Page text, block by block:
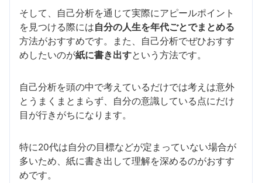
そして、自己分析を通じて実際にアピールポイント
を見つける際には自分の人生を年代ごとでまとめる
方法がおすすめです。また、自己分析でぜひおすす
めしたいのが紙に書き出すという方法です。
自己分析を頭の中で考えているだけでは考えは意外
とうまくまとまらず、自分の意識している点にだけ
目が行きがちになります。
特に20代は自分の目標などが定まっていない場合が
多いため、紙に書き出して理解を深めるのがおすす
めです。